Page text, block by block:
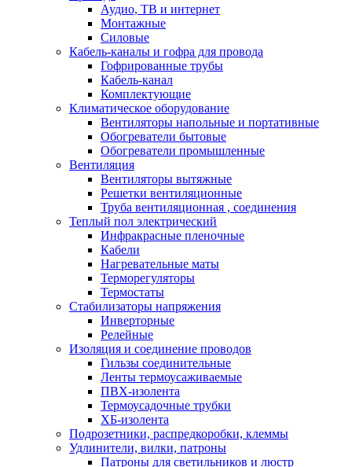
Аудио, ТВ и интернет
Монтажные
Силовые
Кабель-каналы и гофра для провода
Гофрированные трубы
Кабель-канал
Комплектующие
Климатическое оборудование
Вентиляторы напольные и портативные
Обогреватели бытовые
Обогреватели промышленные
Вентиляция
Вентиляторы вытяжные
Решетки вентиляционные
Труба вентиляционная , соединения
Теплый пол электрический
Инфракрасные пленочные
Кабели
Нагревательные маты
Терморегуляторы
Термостаты
Стабилизаторы напряжения
Инверторные
Релейные
Изоляция и соединение проводов
Гильзы соединительные
Ленты термоусаживаемые
ПВХ-изолента
Термоусадочные трубки
ХБ-изолента
Подрозетники, распредкоробки, клеммы
Удлинители, вилки, патроны
Патроны для светильников и люстр